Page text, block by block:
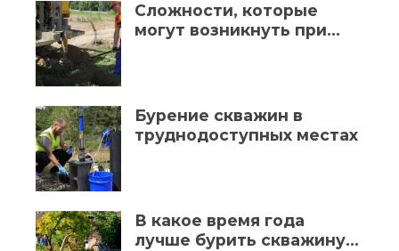
Сложности, которые
могут возникнуть при
Бурение скважин в
труднодоступных местах
В какое время года
лучше бурить скважину